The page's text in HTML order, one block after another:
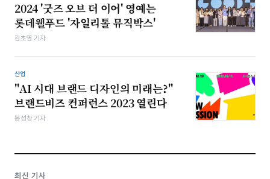
2024 '굿즈 오브 더 이어' 영예는
롯데웰푸드 '자일리톨 뮤직박스'
김초영 기자
산업
"AI 시대 브랜드 디자인의 미래는?"
브랜드비즈 컨퍼런스 2023 열린다
봉성창 기자
최신 기사